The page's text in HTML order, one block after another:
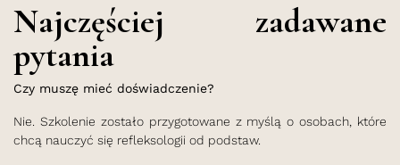
Najczęściej zadawane
pytania
Czy muszę mieć doświadczenie?
Nie. Szkolenie zostało przygotowane z myślą o osobach, które
chcą nauczyć się refleksologii od podstaw.